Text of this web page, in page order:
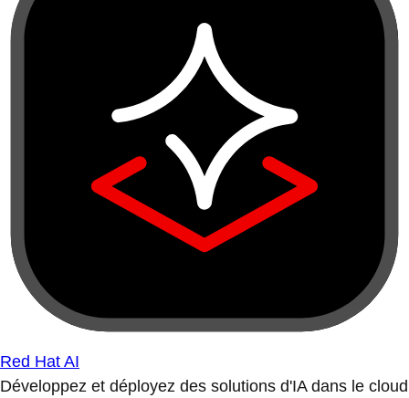
Red Hat AI
Développez et déployez des solutions d'IA dans le cloud